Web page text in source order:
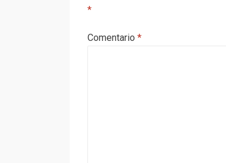
*
Comentario *